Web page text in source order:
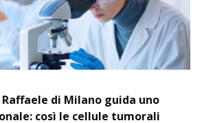
di Milano guida uno
così le cellule tumorali